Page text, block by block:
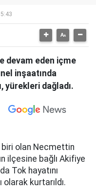
devam eden içme
inşaatında
yürekleri dağladı.
biri olan Necmettin
ilçesine bağlı Akifiye
Tok hayatını
kurtarıldı.